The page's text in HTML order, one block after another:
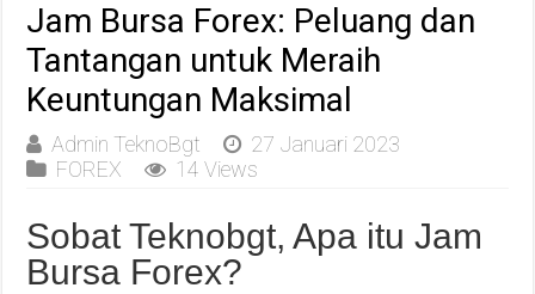
Jam Bursa Forex: Peluang dan
Tantangan untuk Meraih
Keuntungan Maksimal
Admin TeknoBgt
27 Januari 2023
FOREX
14 Views
Sobat Teknobgt, Apa itu Jam
Bursa Forex?